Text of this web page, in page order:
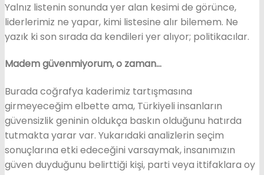
Yalnız listenin sonunda yer alan kesimi de görünce,
liderlerimiz ne yapar, kimi listesine alır bilemem. Ne
yazık ki son sırada da kendileri yer alıyor; politikacılar.
Madem güvenmiyorum, o zaman…
Burada coğrafya kaderimiz tartışmasına
girmeyeceğim elbette ama, Türkiyeli insanların
güvensizlik geninin oldukça baskın olduğunu hatırda
tutmakta yarar var. Yukarıdaki analizlerin seçim
sonuçlarına etki edeceğini varsaymak, insanımızın
güven duyduğunu belirttiği kişi, parti veya ittifaklara oy